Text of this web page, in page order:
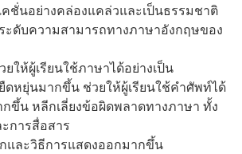
คชั่นอย่างคล่องแคล่วและเป็นธรรมชาติ
ะดับความสามารถทางภาษาอังกฤษของ
ให้ผู้เรียนใช้ภาษาได้อย่างเป็น
ดหยุ่นมากขึ้น ช่วยให้ผู้เรียนใช้คำศัพท์ได้
ขึ้น หลีกเลี่ยงข้อผิดพลาดทางภาษา ทั้ง
การสื่อสาร
และวิธีการแสดงออกมากขึ้น